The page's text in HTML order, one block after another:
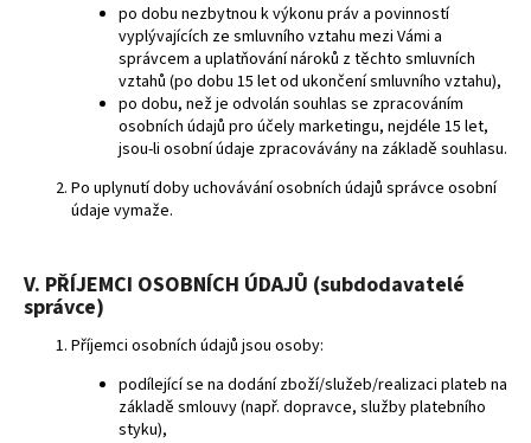
po dobu nezbytnou k výkonu práv a povinností
vyplývajících ze smluvního vztahu mezi Vámi a
správcem a uplatňování nároků z těchto smluvních
vztahů (po dobu 15 let od ukončení smluvního vztahu),
po dobu, než je odvolán souhlas se zpracováním
osobních údajů pro účely marketingu, nejdéle 15 let,
jsou-li osobní údaje zpracovávány na základě souhlasu.
Po uplynutí doby uchovávání osobních údajů správce osobní
údaje vymaže.
V. PŘÍJEMCI OSOBNÍCH ÚDAJŮ (subdodavatelé
správce)
Příjemci osobních údajů jsou osoby:
podílející se na dodání zboží/služeb/realizaci plateb na
základě smlouvy (např. dopravce, služby platebního
styku),